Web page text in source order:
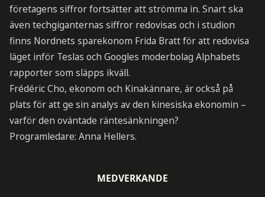
företagens siffror fortsätter att strömma in. Snart ska
även techgiganternas siffror redovisas och i studion
finns Nordnets sparekonom Frida Bratt för att redovisa
läget inför Teslas och Googles moderbolag Alphabets
rapporter som släpps ikväll.
Frédéric Cho, ekonom och Kinakännare, är också på
plats för att ge sin analys av den kinesiska ekonomin –
varför den oväntade räntesänkningen?
Programledare: Anna Hellers.
MEDVERKANDE